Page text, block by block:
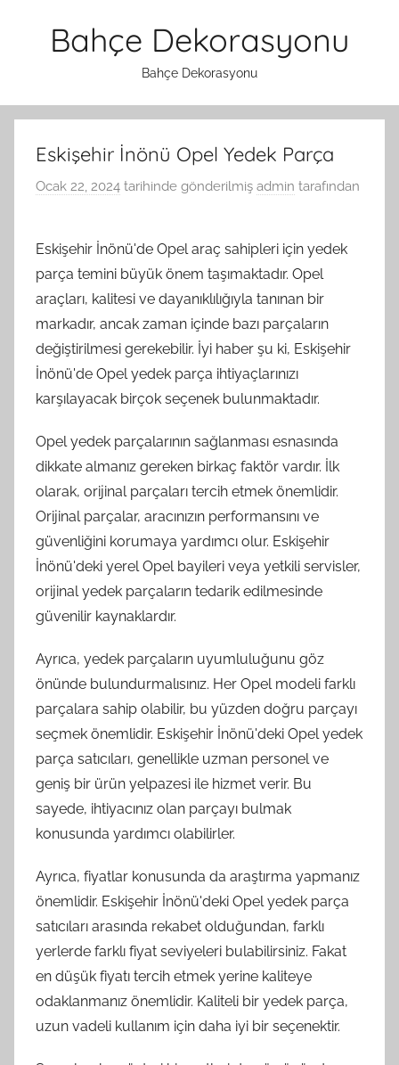
Bahçe Dekorasyonu
Bahçe Dekorasyonu
Eskişehir İnönü Opel Yedek Parça
Ocak 22, 2024 tarihinde gönderilmiş admin tarafından
Eskişehir İnönü'de Opel araç sahipleri için yedek
parça temini büyük önem taşımaktadır. Opel
araçları, kalitesi ve dayanıklılığıyla tanınan bir
markadır, ancak zaman içinde bazı parçaların
değiştirilmesi gerekebilir. İyi haber şu ki, Eskişehir
İnönü'de Opel yedek parça ihtiyaçlarınızı
karşılayacak birçok seçenek bulunmaktadır.
Opel yedek parçalarının sağlanması esnasında
dikkate almanız gereken birkaç faktör vardır. İlk
olarak, orijinal parçaları tercih etmek önemlidir.
Orijinal parçalar, aracınızın performansını ve
güvenliğini korumaya yardımcı olur. Eskişehir
İnönü'deki yerel Opel bayileri veya yetkili servisler,
orijinal yedek parçaların tedarik edilmesinde
güvenilir kaynaklardır.
Ayrıca, yedek parçaların uyumluluğunu göz
önünde bulundurmalısınız. Her Opel modeli farklı
parçalara sahip olabilir, bu yüzden doğru parçayı
seçmek önemlidir. Eskişehir İnönü'deki Opel yedek
parça satıcıları, genellikle uzman personel ve
geniş bir ürün yelpazesi ile hizmet verir. Bu
sayede, ihtiyacınız olan parçayı bulmak
konusunda yardımcı olabilirler.
Ayrıca, fiyatlar konusunda da araştırma yapmanız
önemlidir. Eskişehir İnönü'deki Opel yedek parça
satıcıları arasında rekabet olduğundan, farklı
yerlerde farklı fiyat seviyeleri bulabilirsiniz. Fakat
en düşük fiyatı tercih etmek yerine kaliteye
odaklanmanız önemlidir. Kaliteli bir yedek parça,
uzun vadeli kullanım için daha iyi bir seçenektir.